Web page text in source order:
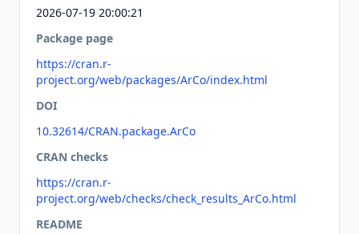
2026-07-19 20:00:21
Package page
https://cran.r-
project.org/web/packages/ArCo/index.html
DOI
10.32614/CRAN.package.ArCo
CRAN checks
https://cran.r-
project.org/web/checks/check_results_ArCo.html
README